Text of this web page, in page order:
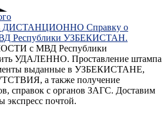
ДИСТАНЦИОННО Справку о
Республики УЗБЕКИСТАН.
с МВД Республики
УДАЛЕННО. Проставление штампа
выданные в УЗБЕКИСТАНЕ,
а также получение
справок с органов ЗАГС. Доставим
экспресс почтой.